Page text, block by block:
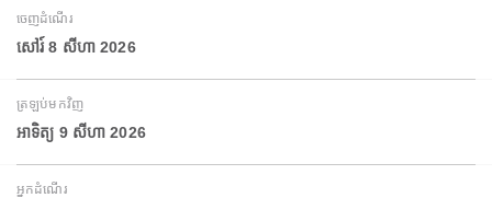
ចេញដំណើរ
សៅរ៍ 8 សីហា 2026
ត្រឡប់មកវិញ
អាទិត្យ 9 សីហា 2026
អ្នកដំណើរ